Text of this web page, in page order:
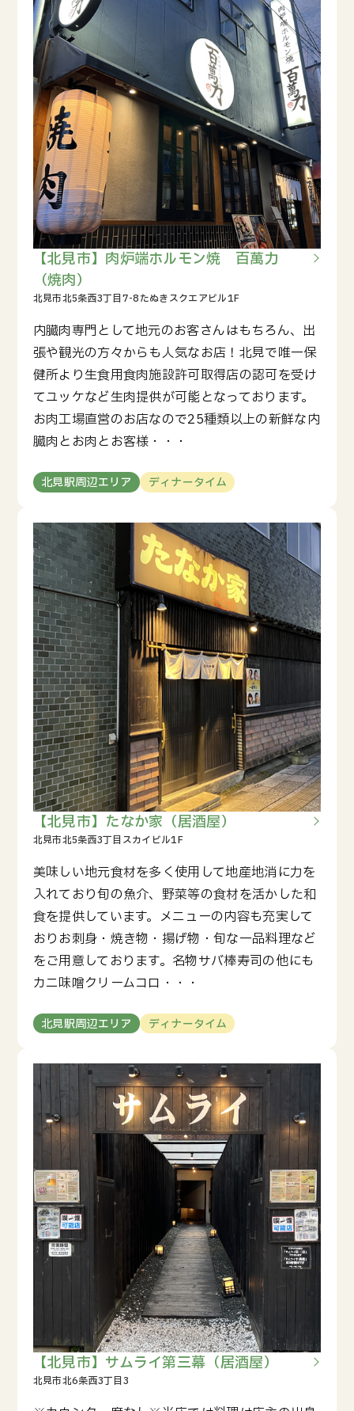
【北見市】肉炉端ホルモン焼 百萬力
（焼肉）
内臓肉専門として地元のお客さんはもちろん、出
張や観光の方々からも人気なお店！北見で唯一保
健所より生食用食肉施設許可取得店の認可を受け
てユッケなど生肉提供が可能となっております。
お肉工場直営のお店なので25種類以上の新鮮な内
臓肉とお肉とお客様・・・
北見駅周辺エリア ディナータイム
【北見市】たなか家（居酒屋）
美味しい地元食材を多く使用して地産地消に力を
入れており旬の魚介、野菜等の食材を活かした和
食を提供しています。メニューの内容も充実して
おりお刺身・焼き物・揚げ物・旬な一品料理など
をご用意しております。名物サバ棒寿司の他にも
カニ味噌クリームコロ・・・
北見駅周辺エリア ディナータイム
【北見市】サムライ第三幕（居酒屋）